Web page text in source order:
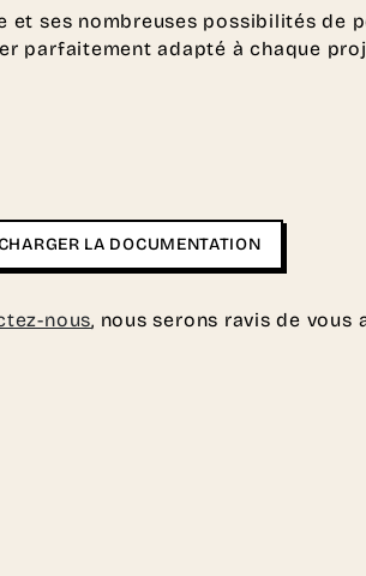
et ses nombreuses possibilités de
parfaitement adapté à chaque
LA DOCUMENTATION
nous, nous serons ravis de vous